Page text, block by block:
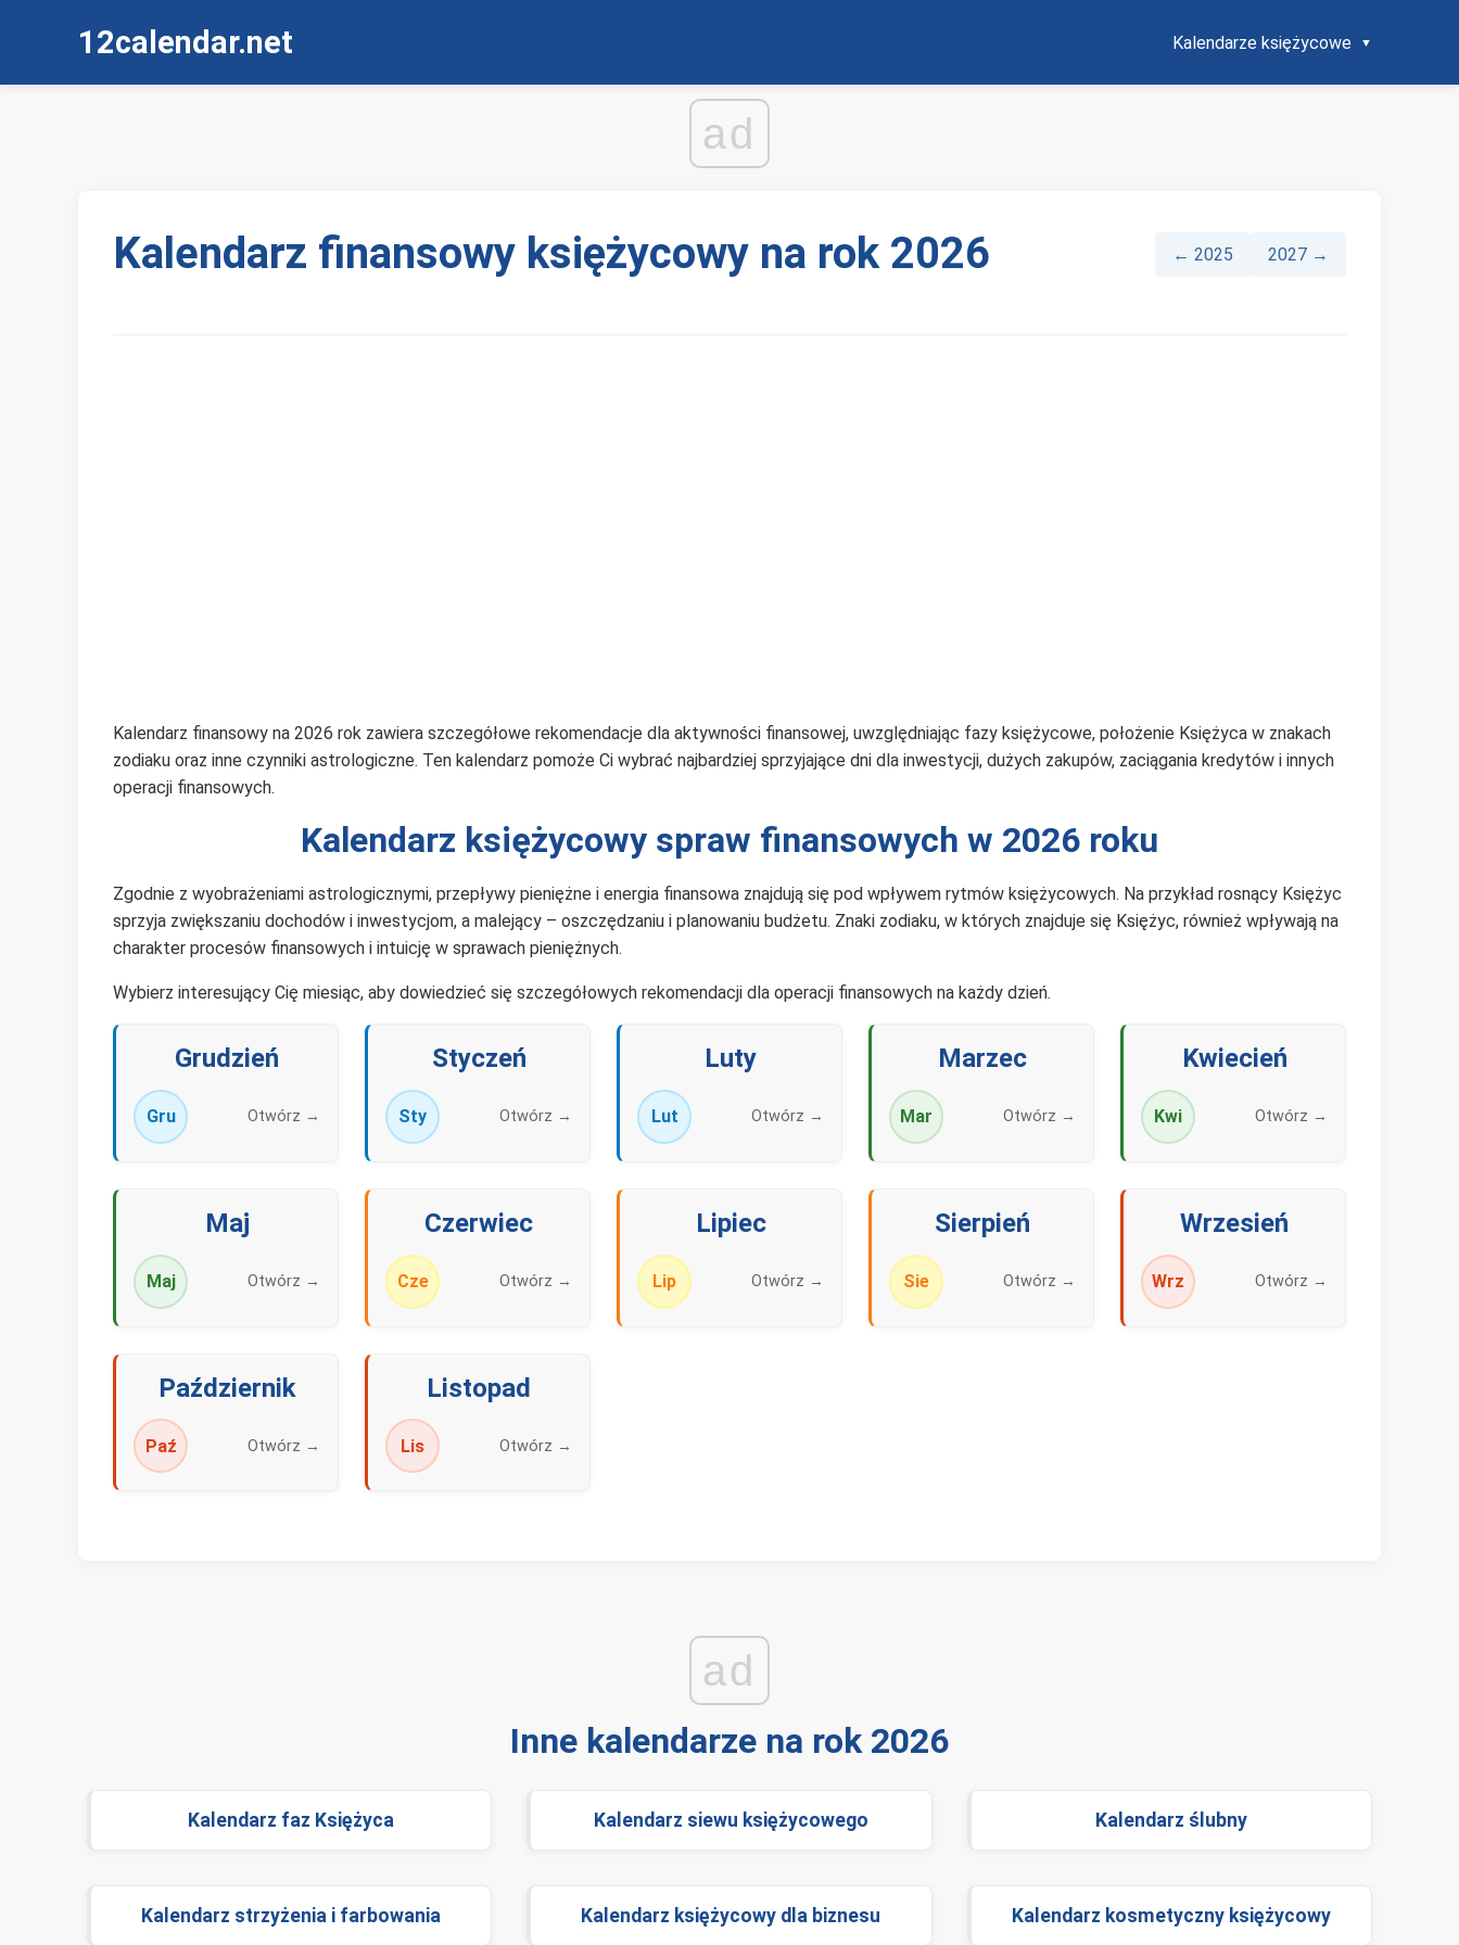
12calendar.net Kalendarze księżycowe
ad
Kalendarz finansowy księżycowy na rok 2026 ← 2025 2027 →
Kalendarz finansowy na 2026 rok zawiera szczegółowe rekomendacje dla aktywności finansowej, uwzględniając fazy księżycowe, położenie Księżyca w znakach
zodiaku oraz inne czynniki astrologiczne. Ten kalendarz pomoże Ci wybrać najbardziej sprzyjające dni dla inwestycji, dużych zakupów, zaciągania kredytów i innych
operacji finansowych.
Kalendarz księżycowy spraw finansowych w 2026 roku
Zgodnie z wyobrażeniami astrologicznymi, przepływy pieniężne i energia finansowa znajdują się pod wpływem rytmów księżycowych. Na przykład rosnący Księżyc
sprzyja zwiększaniu dochodów i inwestycjom, a malejący – oszczędzaniu i planowaniu budżetu. Znaki zodiaku, w których znajduje się Księżyc, również wpływają na
charakter procesów finansowych i intuicję w sprawach pieniężnych.
Wybierz interesujący Cię miesiąc, aby dowiedzieć się szczegółowych rekomendacji dla operacji finansowych na każdy dzień.
Grudzień
Gru Otwórz →
Styczeń
Sty Otwórz →
Luty
Lut Otwórz →
Marzec
Mar Otwórz →
Kwiecień
Kwi Otwórz →
Maj
Maj Otwórz →
Czerwiec
Cze Otwórz →
Lipiec
Lip Otwórz →
Sierpień
Sie Otwórz →
Wrzesień
Wrz Otwórz →
Październik
Paź Otwórz →
Listopad
Lis Otwórz →
ad
Inne kalendarze na rok 2026
Kalendarz faz Księżyca Kalendarz siewu księżycowego Kalendarz ślubny
Kalendarz strzyżenia i farbowania Kalendarz księżycowy dla biznesu Kalendarz kosmetyczny księżycowy